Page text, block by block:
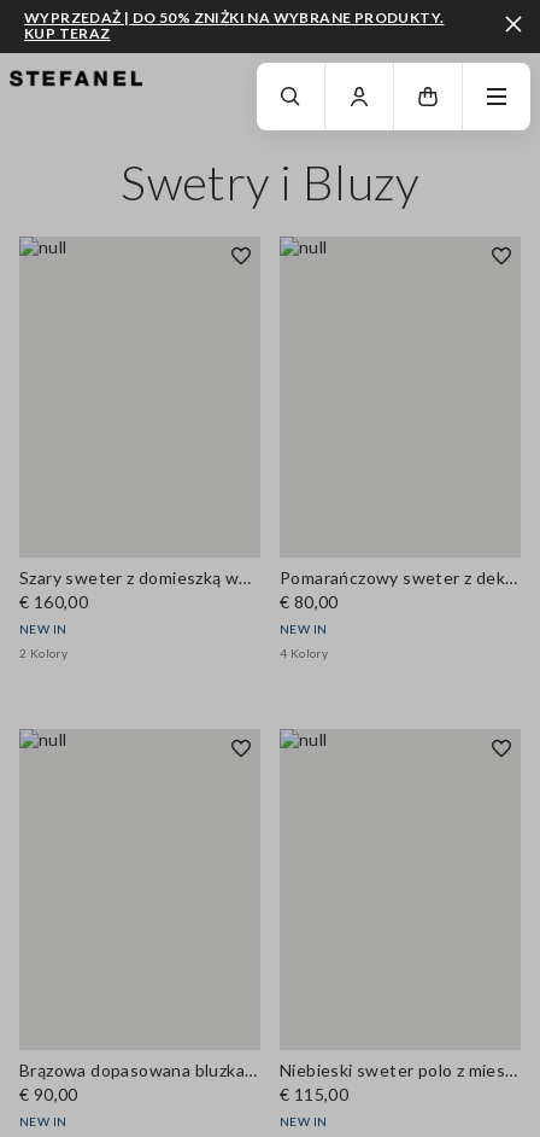
PRZEJDŹ DO GŁÓWNEJ TREŚCI PRZEWIŃ NA DÓŁ STRONY
WYPRZEDAŻ | DO 50% ZNIŻKI NA WYBRANE PRODUKTY.
KUP TERAZ
Swetry i Bluzy
Szary sweter z domieszką wełny o ażurowym splocie, dekolt okrągły, krój oversize
€ 160,00
NEW IN
2 Kolory
Pomarańczowy sweter z dekoltem w serek z mieszanki wełny i kaszmiru, krój regular
€ 80,00
NEW IN
4 Kolory
Brązowa dopasowana bluzka z mieszanki lyocellu i jedwabiu
€ 90,00
NEW IN
Niebieski sweter polo z mieszanki wełny i kaszmiru, regular fit
€ 115,00
NEW IN